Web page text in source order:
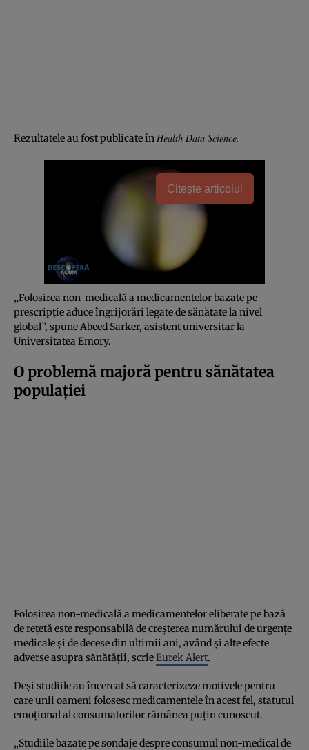
Rezultatele au fost publicate în Health Data Science.
Citește articolul
„Folosirea non-medicală a medicamentelor bazate pe
prescripție aduce îngrijorări legate de sănătate la nivel
global”, spune Abeed Sarker, asistent universitar la
Universitatea Emory.
O problemă majoră pentru sănătatea
populației
Folosirea non-medicală a medicamentelor eliberate pe bază
de rețetă este responsabilă de creșterea numărului de urgențe
medicale și de decese din ultimii ani, având și alte efecte
adverse asupra sănătății, scrieEurek Alert.
Deși studiile au încercat să caracterizeze motivele pentru
care unii oameni folosesc medicamentele în acest fel, statutul
emoțional al consumatorilor rămânea puțin cunoscut.
„Studiile bazate pe sondaje despre consumul non-medical de